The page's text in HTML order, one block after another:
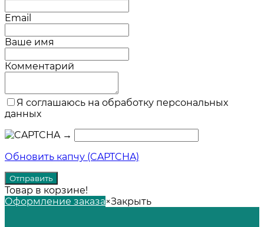
Email
Ваше имя
Комментарий
Я соглашаюсь на обработку персональных
данных
→
Обновить капчу (CAPTCHA)
Товар в корзине!
Оформление заказа×Закрыть